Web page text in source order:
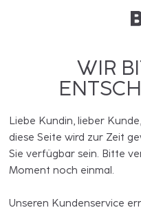
WIR
Liebe Kundin, lieber Kunde,
diese Seite wird zur Zeit
Sie verfügbar sein. Bitte
Moment noch einmal.
Unseren Kundenservice